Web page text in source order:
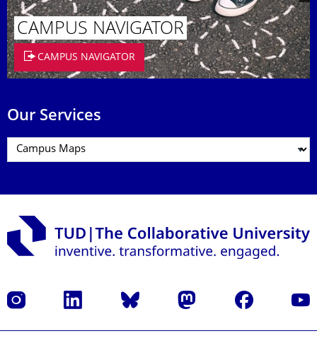
CAMPUS NAVIGATOR
CAMPUS NAVIGATOR
Our Services
Instagram LinkedIn Bluesky Mastodon Facebook